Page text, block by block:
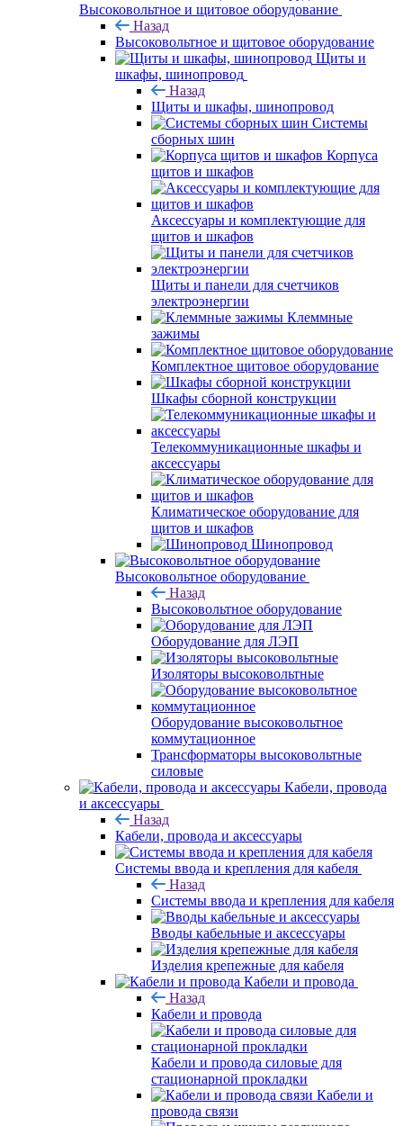
Высоковольтное и щитовое оборудование
Назад
Высоковольтное и щитовое оборудование
Щиты и
шкафы, шинопровод
Назад
Щиты и шкафы, шинопровод
Системы
сборных шин
Корпуса
щитов и шкафов
Аксессуары и комплектующие для
щитов и шкафов
Щиты и панели для счетчиков
электроэнергии
Клеммные
зажимы
Комплектное щитовое оборудование
Шкафы сборной конструкции
Телекоммуникационные шкафы и
аксессуары
Климатическое оборудование для
щитов и шкафов
Шинопровод
Высоковольтное оборудование
Назад
Высоковольтное оборудование
Оборудование для ЛЭП
Изоляторы высоковольтные
Оборудование высоковольтное
коммутационное
Трансформаторы высоковольтные
силовые
Кабели, провода
и аксессуары
Назад
Кабели, провода и аксессуары
Системы ввода и крепления для кабеля
Назад
Системы ввода и крепления для кабеля
Вводы кабельные и аксессуары
Изделия крепежные для кабеля
Кабели и провода
Назад
Кабели и провода
Кабели и провода силовые для
стационарной прокладки
Кабели и
провода связи